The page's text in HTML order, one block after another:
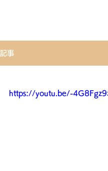
記事
https://youtu.be/-